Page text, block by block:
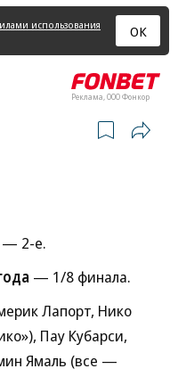
использования
ОК
Реклама, ООО Фонкор
2-е.
— 1/8 финала.
Лапорт, Нико
Пау Кубарси,
Ямаль (все —